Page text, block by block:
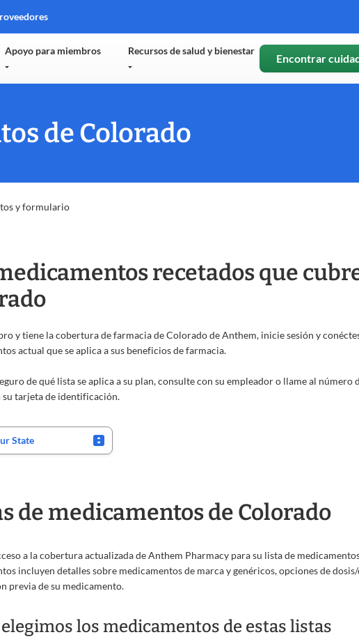
Apoyo para miembros Recursos de salud y bienestar
Encontrar
de Colorado
y formulario
recetados que
y tiene la cobertura de farmacia de Colorado de Anthem, inicie sesión y
actual que se aplica a sus beneficios de farmacia.
de qué lista se aplica a su plan, consulte con su empleador o llame al
su tarjeta de identificación.
de medicamentos de Colorado
a la cobertura actualizada de Anthem Pharmacy para su lista de
incluyen detalles sobre medicamentos de marca y genéricos, opciones de
previa de su medicamento.
los medicamentos de estas listas